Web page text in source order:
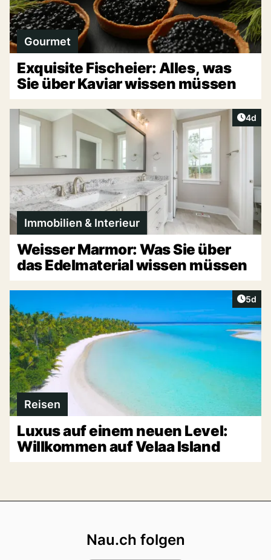
Gourmet
Exquisite Fischeier: Alles, was
Sie über Kaviar wissen müssen
4d
Immobilien & Interieur
Weisser Marmor: Was Sie über
das Edelmaterial wissen müssen
5d
Reisen
Luxus auf einem neuen Level:
Willkommen auf Velaa Island
Nau.ch folgen